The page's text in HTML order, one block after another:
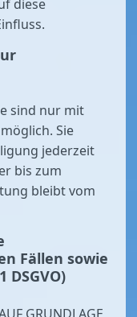
diese
sind nur mit
Sie
jederzeit
bis zum
bleibt vom
Fällen sowie